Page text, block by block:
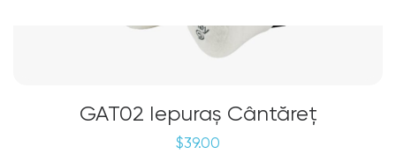
GAT02 Iepuraș Cântăreț
$39.00